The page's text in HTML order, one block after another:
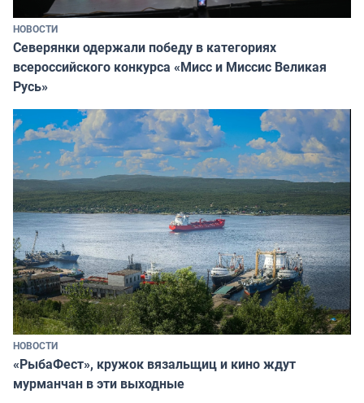
НОВОСТИ
Северянки одержали победу в категориях
всероссийского конкурса «Мисс и Миссис Великая
Русь»
НОВОСТИ
«РыбаФест», кружок вязальщиц и кино ждут
мурманчан в эти выходные